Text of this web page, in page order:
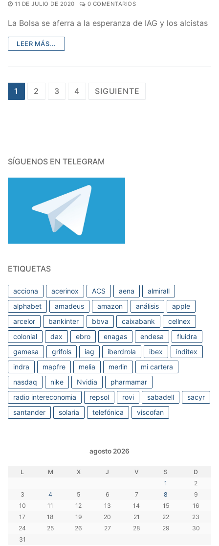
11 DE JULIO DE 2020 0 COMENTARIOS
La Bolsa se aferra a la esperanza de IAG y los alcistas
LEER MÁS...
Paginación
1 2 3 4 SIGUIENTE
SÍGUENOS EN TELEGRAM
ETIQUETAS
acciona acerinox ACS aena
almirall
alphabet
amadeus amazon análisis
apple
arcelor
bankinter bbva caixabank
cellnex
colonial
dax ebro enagas endesa
fluidra
gamesa
grifols iag iberdrola ibex
inditex
indra
mapfre melia merlin
mi cartera
nasdaq
nike Nvidia
pharmamar
radio intereconomia
repsol rovi sabadell
sacyr
santander
solaria telefónica viscofan
agosto 2026
L M X J V S
D
1
2
3
4 5 6 7 8
9
10
11 12 13 14 15
16
17
18 19 20 21 22
23
24
25 26 27 28 29
30
31